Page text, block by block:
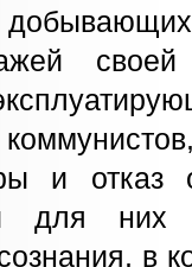
и
для них
в